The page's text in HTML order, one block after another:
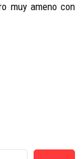
muy ameno con